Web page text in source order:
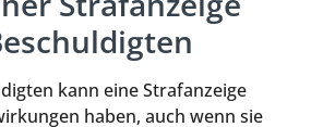
kann eine Strafanzeige
haben, auch wenn sie